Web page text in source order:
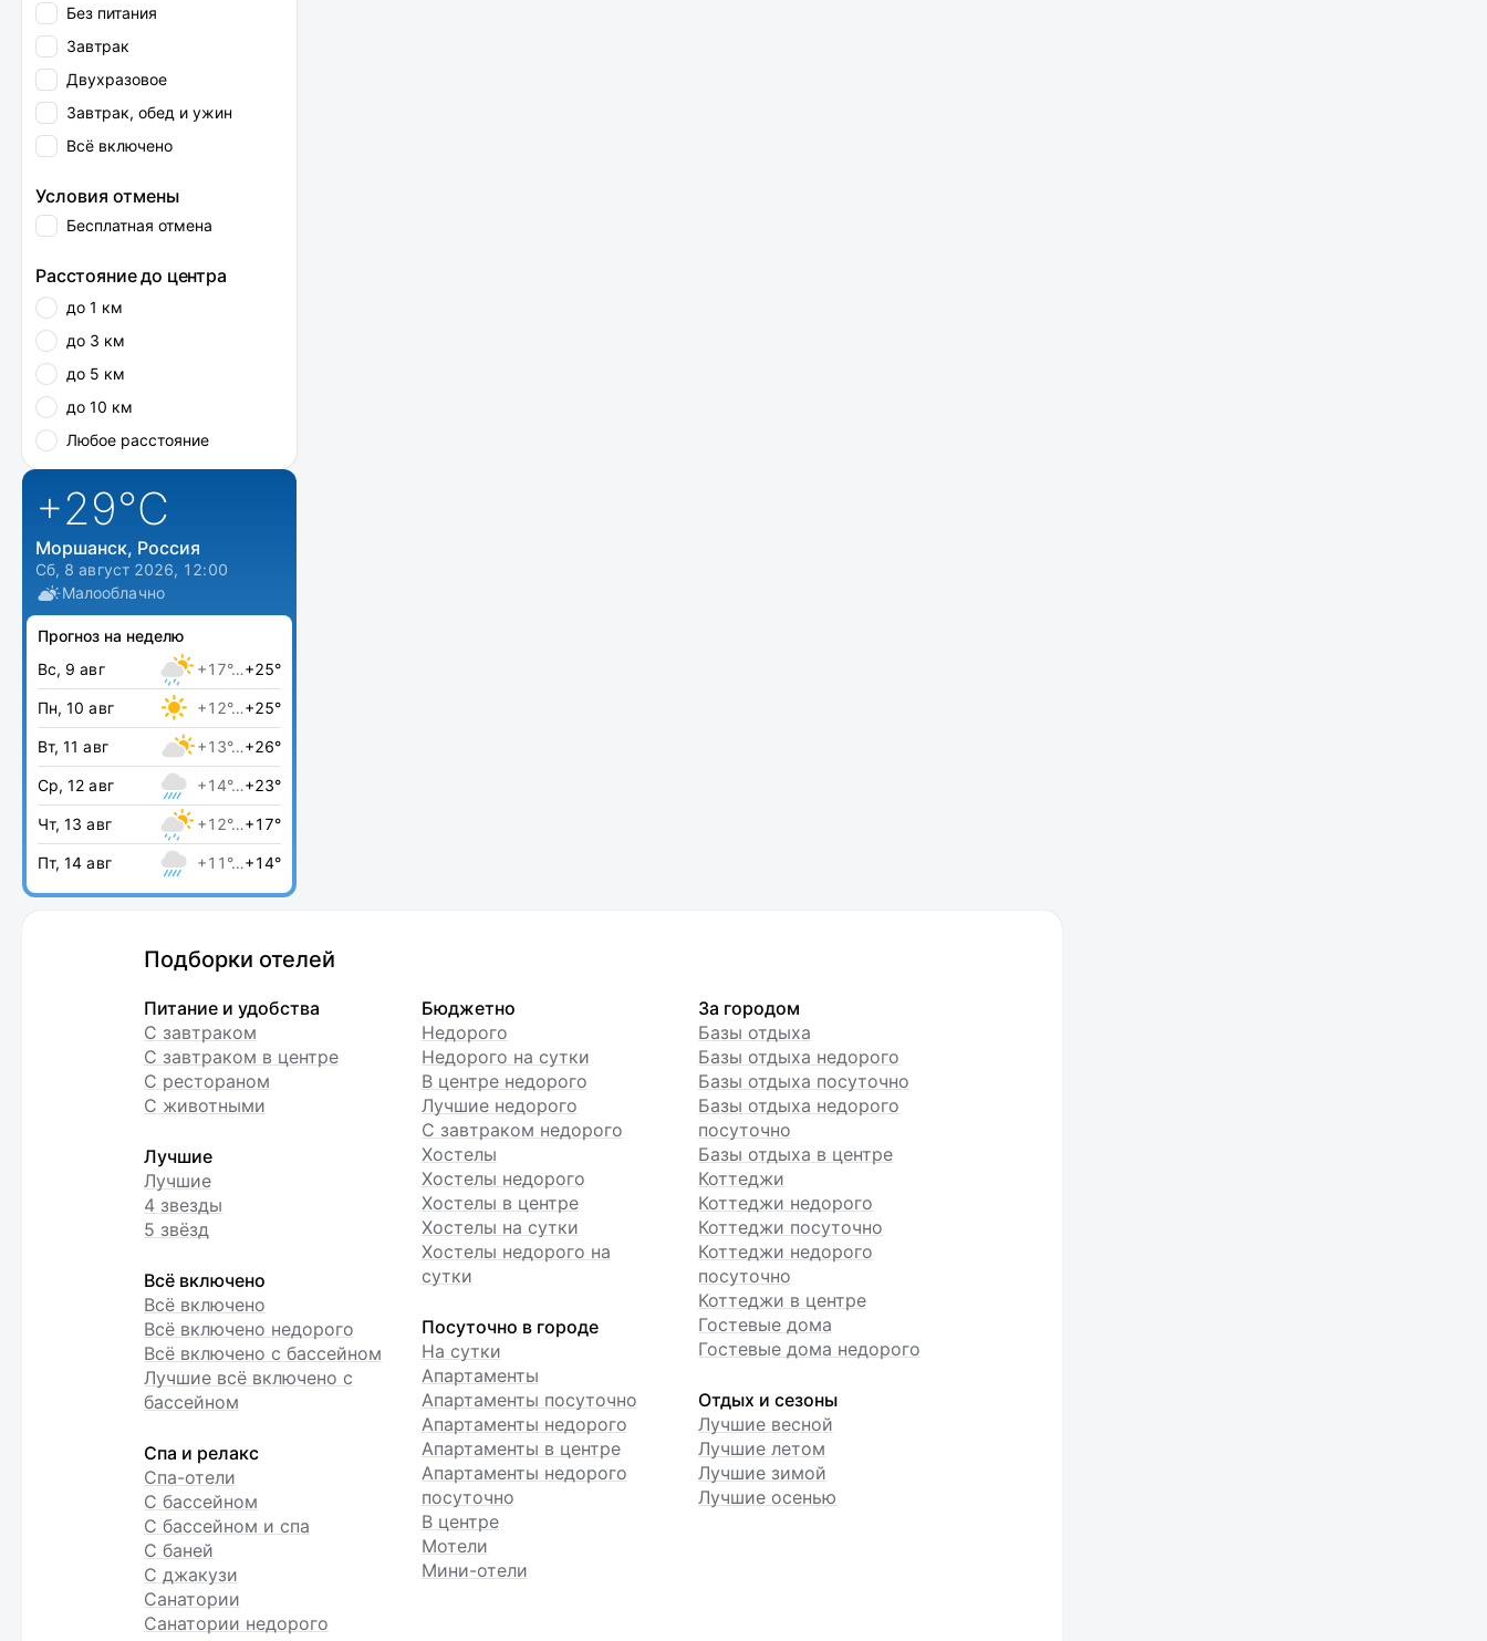
Без питания
Завтрак
Двухразовое
Завтрак, обед и ужин
Всё включено
Условия отмены
Бесплатная отмена
Расстояние до центра
до 1 км
до 3 км
до 5 км
до 10 км
Любое расстояние
+29°C
Моршанск, Россия
Сб, 8 август 2026, 12:00
Малооблачно
Прогноз на неделю
Вс, 9 авг
+17°…+25°
Пн, 10 авг +12°…+25°
Вт, 11 авг +13°…+26°
Ср, 12 авг +14°…+23°
Чт, 13 авг +12°…+17°
Пт, 14 авг +11°…+14°
Подборки отелей
Питание и удобства
С завтраком
С завтраком в центре
С рестораном
С животными
Лучшие
Лучшие
4 звезды
5 звёзд
Всё включено
Всё включено
Всё включено недорого
Всё включено с бассейном
Лучшие всё включено с
бассейном
Спа и релакс
Спа-отели
С бассейном
С бассейном и спа
С баней
С джакузи
Санатории
Санатории недорого
Бюджетно
Недорого
Недорого на сутки
В центре недорого
Лучшие недорого
С завтраком недорого
Хостелы
Хостелы недорого
Хостелы в центре
Хостелы на сутки
Хостелы недорого на
сутки
Посуточно в городе
На сутки
Апартаменты
Апартаменты посуточно
Апартаменты недорого
Апартаменты в центре
Апартаменты недорого
посуточно
В центре
Мотели
Мини-отели
За городом
Базы отдыха
Базы отдыха недорого
Базы отдыха посуточно
Базы отдыха недорого
посуточно
Базы отдыха в центре
Коттеджи
Коттеджи недорого
Коттеджи посуточно
Коттеджи недорого
посуточно
Коттеджи в центре
Гостевые дома
Гостевые дома недорого
Отдых и сезоны
Лучшие весной
Лучшие летом
Лучшие зимой
Лучшие осенью